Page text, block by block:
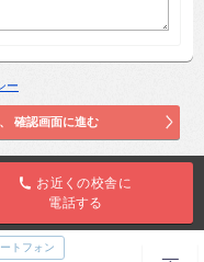
ー
お近くの校舎に
電話する
トフォン